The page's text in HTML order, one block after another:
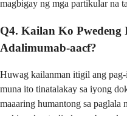
magbigay ng mga partikular na
Q4. Kailan Ko
Adalimumab-aacf?
Huwag kailanman itigil ang
muna ito tinatalakay sa iyong
maaaring humantong sa paglala